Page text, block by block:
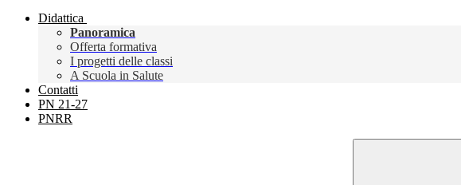
Didattica
Panoramica
Offerta formativa
I progetti delle classi
A Scuola in Salute
Contatti
PN 21-27
PNRR